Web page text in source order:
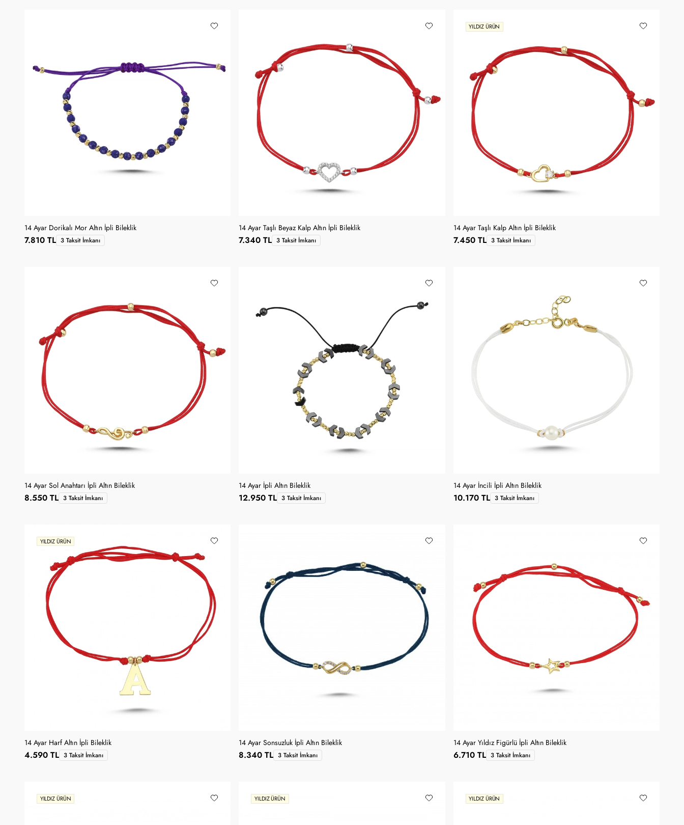
14 Ayar Dorikalı Mor Altın İpli Bileklik
7.810 TL 3 Taksit İmkanı
14 Ayar Taşlı Beyaz Kalp Altın İpli Bileklik
7.340 TL 3 Taksit İmkanı
YILDIZ ÜRÜN
14 Ayar Taşlı Kalp Altın İpli Bileklik
7.450 TL 3 Taksit İmkanı
14 Ayar Sol Anahtarı İpli Altın Bileklik
8.550 TL 3 Taksit İmkanı
14 Ayar İpli Altın Bileklik
12.950 TL 3 Taksit İmkanı
14 Ayar İncili İpli Altın Bileklik
10.170 TL 3 Taksit İmkanı
YILDIZ ÜRÜN
14 Ayar Harf Altın İpli Bileklik
4.590 TL 3 Taksit İmkanı
14 Ayar Sonsuzluk İpli Altın Bileklik
8.340 TL 3 Taksit İmkanı
14 Ayar Yıldız Figürlü İpli Altın Bileklik
6.710 TL 3 Taksit İmkanı
YILDIZ ÜRÜN YILDIZ ÜRÜN YILDIZ ÜRÜN